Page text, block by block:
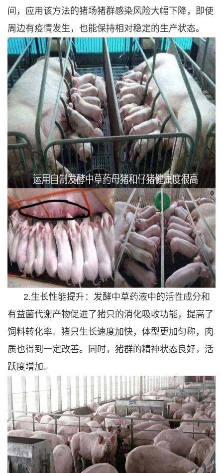
间，应用该方法的猪场猪群感染风险大幅下降，即使
周边有疫情发生，也能保持相对稳定的生产状态。
2.生长性能提升：发酵中草药液中的活性成分和
有益菌代谢产物促进了猪只的消化吸收功能，提高了
饲料转化率。猪只生长速度加快，体型更加匀称，肉
质也得到一定改善。同时，猪群的精神状态良好，活
跃度增加。